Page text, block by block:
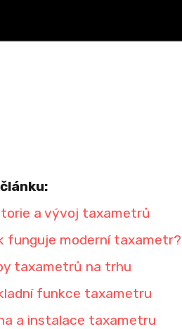
a vývoj taxametrů
funguje moderní taxametr?
taxametrů na trhu
funkce taxametru
a instalace taxametru